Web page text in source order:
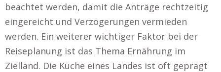
beachtet werden, damit die Anträge rechtzeitig
eingereicht und Verzögerungen vermieden
werden. Ein weiterer wichtiger Faktor bei der
Reiseplanung ist das Thema Ernährung im
Zielland. Die Küche eines Landes ist oft geprägt